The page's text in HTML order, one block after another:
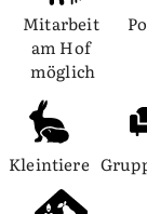
Mitarbeit
am Hof
möglich
Kleintiere